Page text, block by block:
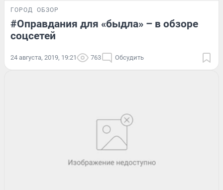
ГОРОД ОБЗОР
#Оправдания для «быдла» – в обзоре
соцсетей
24 августа, 2019, 19:21 763 Обсудить